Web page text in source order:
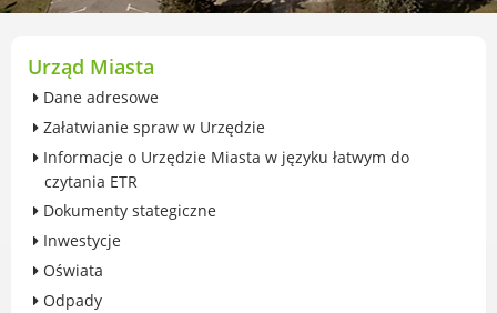
przekształceniowa
Ochrona środowiska
Edukacja ekologiczna
SZYKUJ SIĘ NA ZMIANY KLIMATU
Komunikacja miejska
Rolnictwo
Zwierzęta
Organizacje pozarządowe
Urząd Miasta
Dane adresowe
Załatwianie spraw w Urzędzie
Informacje o Urzędzie Miasta w języku łatwym do
czytania ETR
Dokumenty stategiczne
Inwestycje
Oświata
Odpady